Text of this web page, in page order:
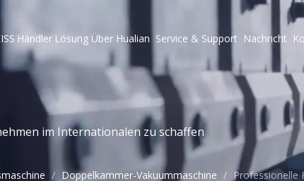
Händler Lösung Über Hualian Service & Support Nachricht
im Internationalen zu schaffen
/ Doppelkammer-Vakuummaschine / Professionelle